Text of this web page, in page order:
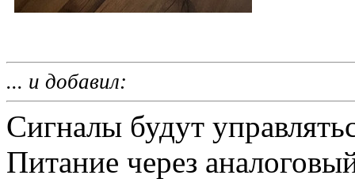
... и добавил:
Сигналы будут
Питание через